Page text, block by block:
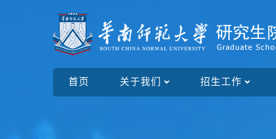
首页 关于我们 招生工作